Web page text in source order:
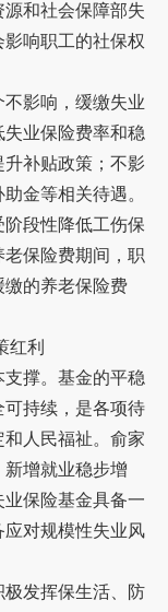
和社会保障部失
响职工的社保权
影响，缓缴失业
业保险费率和稳
补贴政策；不影
金等相关待遇。
段性降低工伤保
保险费期间，职
缴的养老保险费
红利
撑。基金的平稳
持续，是各项待
人民福祉。俞家
增就业稳步增
保险基金具备一
对规模性失业风
发挥保生活、防